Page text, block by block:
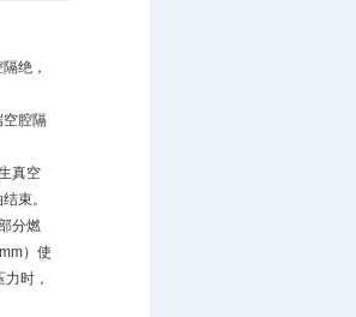
绝，
腔隔
真空
束。
分燃
）使
时，